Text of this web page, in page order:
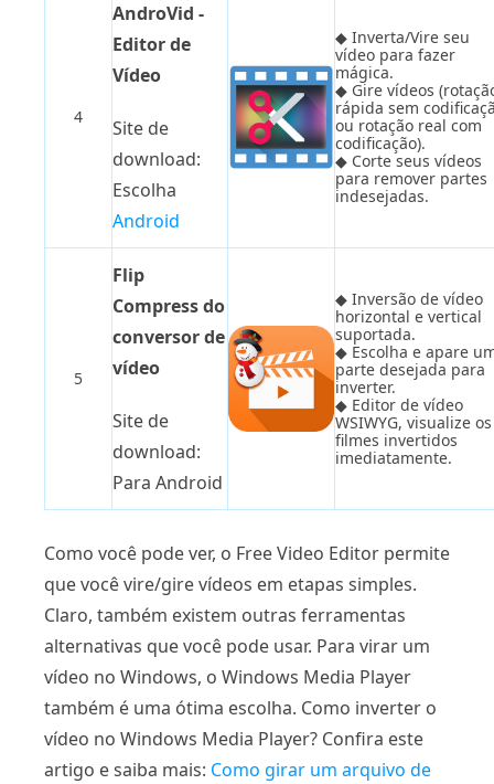
4
AndroVid -
Editor de
Vídeo
Site de
download:
Escolha
Android
◆ Inverta/Vire seu
vídeo para fazer
mágica.
◆ Gire vídeos
rápida sem
ou rotação real com
codificação).
◆ Corte seus vídeos
para remover partes
indesejadas.
5
Flip
Compress do
conversor de
vídeo
Site de
download:
Para Android
◆ Inversão de vídeo
horizontal e vertical
suportada.
◆ Escolha e apare
parte desejada para
inverter.
◆ Editor de vídeo
WSIWYG, visualize os
filmes invertidos
imediatamente.
Como você pode ver, o Free Video Editor permite
que você vire/gire vídeos em etapas simples.
Claro, também existem outras ferramentas
alternativas que você pode usar. Para virar um
vídeo no Windows, o Windows Media Player
também é uma ótima escolha. Como inverter o
vídeo no Windows Media Player? Confira este
artigo e saiba mais: Como girar um arquivo de